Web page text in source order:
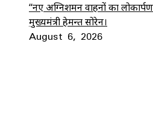
“नए अग्निशमन वाहनों का
मुख्यमंत्री हेमन्त सोरेन।
August 6, 2026